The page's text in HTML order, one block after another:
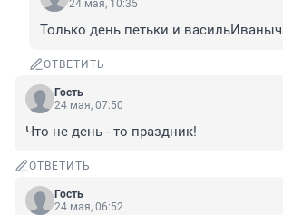
24 мая, 10:35
Только день петьки и
ОТВЕТИТЬ
Гость
24 мая, 07:50
Что не день - то праздник!
ОТВЕТИТЬ
Гость
24 мая, 06:52